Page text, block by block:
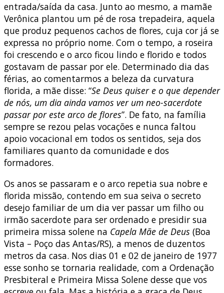
entrada/saída da casa. Junto ao mesmo, a mamãe
Verônica plantou um pé de rosa trepadeira, aquela
que produz pequenos cachos de flores, cuja cor já se
expressa no próprio nome. Com o tempo, a roseira
foi crescendo e o arco ficou lindo e florido e todos
gostavam de passar por ele. Determinado dia das
férias, ao comentarmos a beleza da curvatura
florida, a mãe disse: “Se Deus quiser e o que depender
de nós, um dia ainda vamos ver um neo-sacerdote
passar por este arco de flores”. De fato, na família
sempre se rezou pelas vocações e nunca faltou
apoio vocacional em todos os sentidos, seja dos
familiares quanto da comunidade e dos
formadores.
Os anos se passaram e o arco repetia sua nobre e
florida missão, contendo em sua seiva o secreto
desejo familiar de um dia ver passar um filho ou
irmão sacerdote para ser ordenado e presidir sua
primeira missa solene na Capela Mãe de Deus (Boa
Vista – Poço das Antas/RS), a menos de duzentos
metros da casa. Nos dias 01 e 02 de janeiro de 1977
esse sonho se tornaria realidade, com a Ordenação
Presbiteral e Primeira Missa Solene desse que vos